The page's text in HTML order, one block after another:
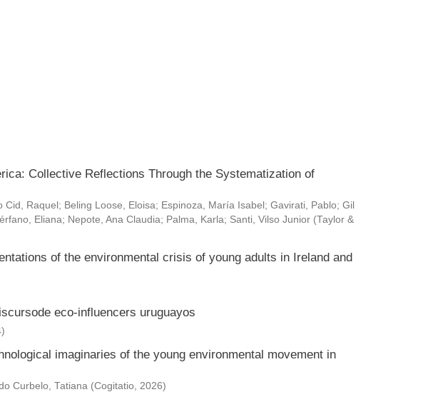
Collective Reflections Through the Systematization of
Cid, Raquel ; Beling Loose, Eloisa; Espinoza, María Isabel ; Gavirati, Pablo; Gil
Eliana; Nepote, Ana Claudia; Palma, Karla; Santi, Vilso Junior (Taylor &
of the environmental crisis of young adults in Ireland and
eco-influencers uruguayos
)
imaginaries of the young environmental movement in
Curbelo, Tatiana (Cogitatio, 2026)